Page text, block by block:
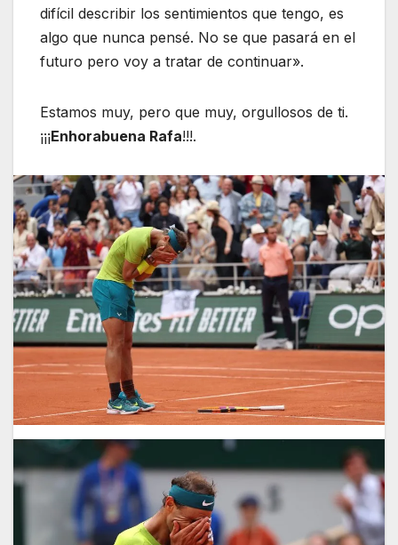
difícil describir los sentimientos que tengo, es
algo que nunca pensé. No se que pasará en el
futuro pero voy a tratar de continuar».
Estamos muy, pero que muy, orgullosos de ti.
¡¡¡Enhorabuena Rafa!!!.